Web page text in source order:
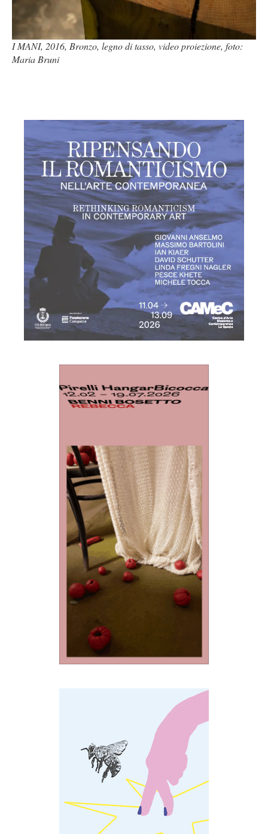
I MANI, 2016, Bronzo, legno di tasso, video proiezione, foto:
Maria Bruni